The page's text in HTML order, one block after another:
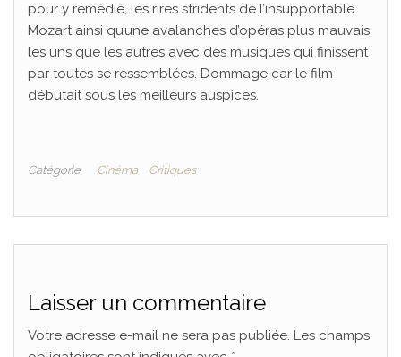
pour y remédié, les rires stridents de l’insupportable
Mozart ainsi qu’une avalanches d’opéras plus mauvais
les uns que les autres avec des musiques qui finissent
par toutes se ressemblées. Dommage car le film
débutait sous les meilleurs auspices.
Catégorie Cinéma Critiques
Laisser un commentaire
Votre adresse e-mail ne sera pas publiée. Les champs